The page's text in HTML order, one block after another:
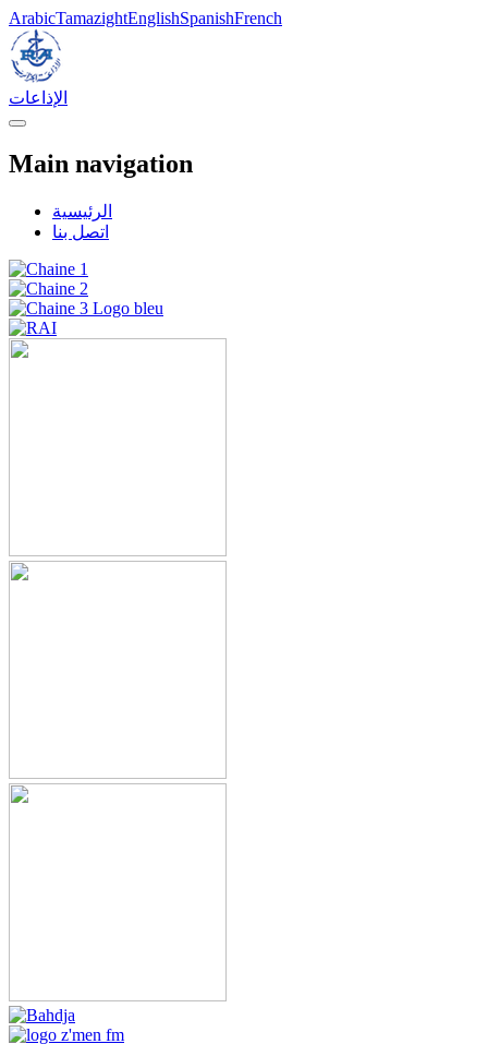
Skip
to
main
content
ArabicTamazightEnglishSpanishFrench
الإذاعات
Main navigation
الرئيسية
اتصل بنا